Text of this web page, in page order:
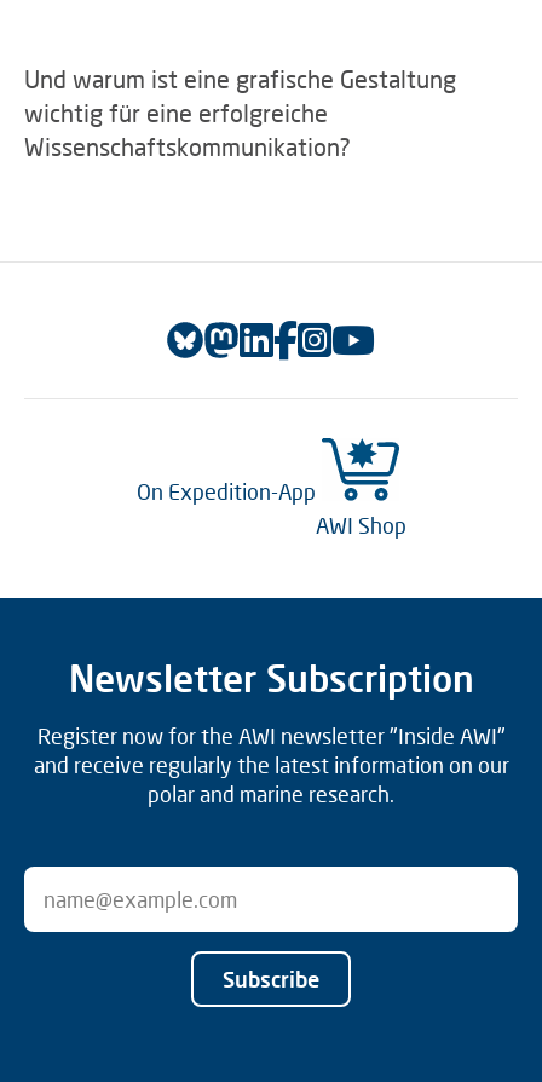
Und warum ist eine grafische Gestaltung
wichtig für eine erfolgreiche
Wissenschaftskommunikation?
On Expedition-App
AWI Shop
Newsletter Subscription
Register now for the AWI newsletter "Inside AWI"
and receive regularly the latest information on our
polar and marine research.
Subscribe